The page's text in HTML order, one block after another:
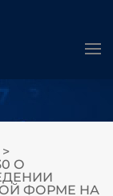
>
О
ФОРМЕ НА